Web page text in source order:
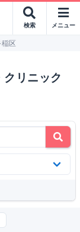
検索 メニュー
区
リニック